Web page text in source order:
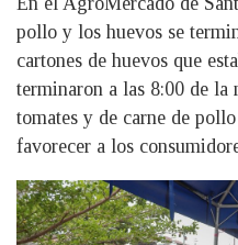
pollo y los huevos se
cartones de huevos que
terminaron a las 8:00 de la
tomates y de carne de
favorecer a los